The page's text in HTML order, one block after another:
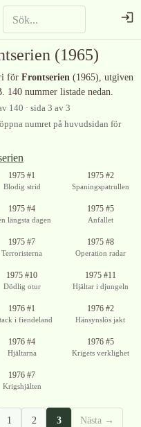
(1965)
för Frontserien (1965), utgiven
. 140 nummer listade nedan.
140 · sida 3 av 3
numret på huvudsidan för
1975 #1
Blodig strid
1975 #2
Spaningspatrullen
1975 #4
längsta dagen
1975 #5
Anfallet
Ingen bild
tillgänglig
1975 #7
Terroristerna
1975 #8
Operation radar
1975 #10
Dödlig otur
1975 #11
Hjältar i djungeln
Ingen bild
tillgänglig
1976 #1
i fiendeland
1976 #2
Hänsynslös jakt
1976 #4
Hjältarna
1976 #5
Krigets verklighet
1976 #7
Krigshjälten
1 2 3 Nästa →